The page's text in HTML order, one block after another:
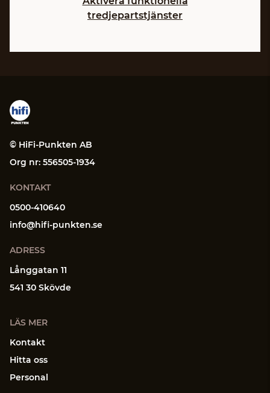
tredjepartstjänster
© HiFi-Punkten AB
Org nr: 556505-1934
KONTAKT
0500-410640
info@hifi-punkten.se
ADRESS
Långgatan 11
541 30 Skövde
LÄS MER
Kontakt
Hitta oss
Personal